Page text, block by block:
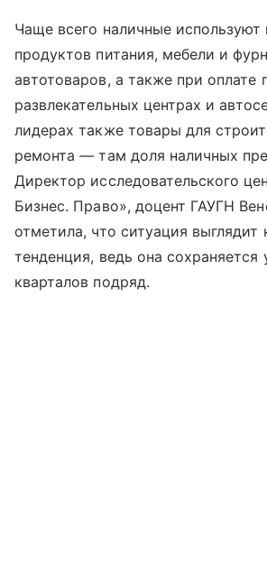
Чаще всего наличные используют
продуктов питания, мебели и
автотоваров, а также при оплате
развлекательных центрах и
лидерах также товары для
ремонта — там доля наличных
Директор исследовательского
Бизнес. Право», доцент ГАУГН
отметила, что ситуация выглядит
тенденция, ведь она сохраняется
кварталов подряд.